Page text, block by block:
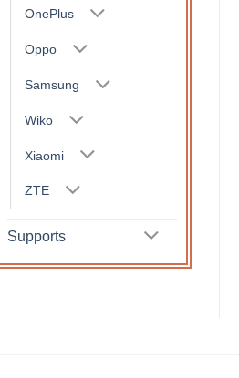
OnePlus
Oppo
Samsung
Wiko
Xiaomi
ZTE
Supports